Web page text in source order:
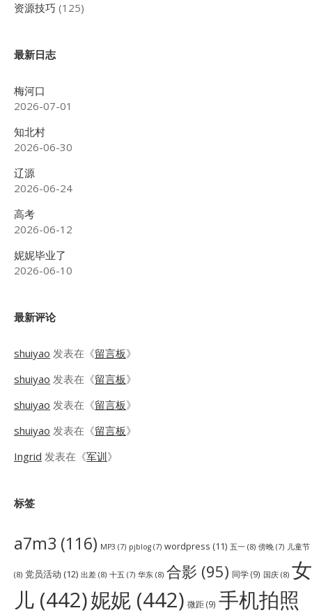
资源技巧 (125)
最新日志
梅河口
2026-07-01
知北村
2026-06-30
辽源
2026-06-24
高考
2026-06-12
妮妮毕业了
2026-06-10
最新评论
shuiyao 发表在《留言板》
shuiyao 发表在《留言板》
shuiyao 发表在《留言板》
shuiyao 发表在《留言板》
Ingrid 发表在《军训》
标签
a7m3 (116) MP3 (7) pjblog (7) wordpress (11) 五一 (8) 傍晚 (7) 儿童节
(8) 党员活动 (12) 出差 (8) 十五 (7) 华东 (8) 合影 (95) 同学(9) 国庆 (8) 女
儿 (442)妮妮 (442) 微距(9) 手机拍照